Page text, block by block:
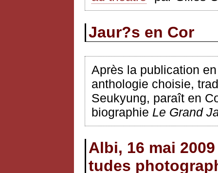
Jaur?s en Cor
Après la publication
anthologie choisie,
Seukyung, paraît en
biographie Le Grand
Albi, 16 mai
tudes